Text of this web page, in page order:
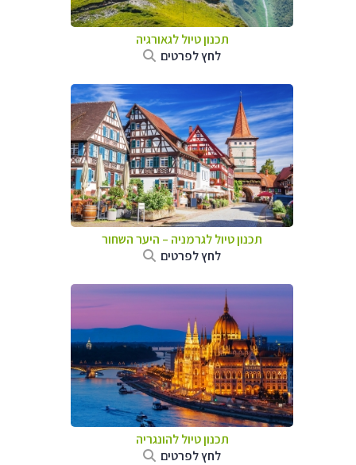
תכנון טיול לגאורגיה
לחץ לפרטים
תכנון טיול לגרמניה – היער השחור
לחץ לפרטים
תכנון טיול להונגריה
לחץ לפרטים